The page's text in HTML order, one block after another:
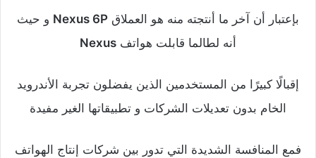
بإعتبار أن آخر ما أنتجته منه هو العملاق Nexus 6P و حيث
أنه لطالما قابلت هواتف Nexus
إقبالًا كبيرًا من المستخدمين الذين يفضلون تجربة الأندرويد
الخام بدون تعديلات الشركات و تطبيقاتها الغير مفيدة
فمع المنافسة الشديدة التي تدور بين شركات إنتاج الهواتف